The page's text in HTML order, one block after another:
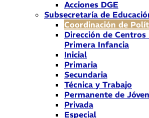
Acciones DGE
Subsecretaría de
Coordinación de
Dirección de Centros
Primera Infancia
Inicial
Primaria
Secundaria
Técnica y Trabajo
Permanente de
Privada
Especial